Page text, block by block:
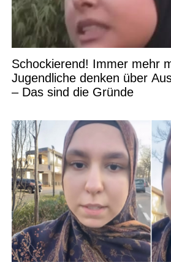
Schockierend! Immer mehr
Jugendliche denken über
– Das sind die Gründe